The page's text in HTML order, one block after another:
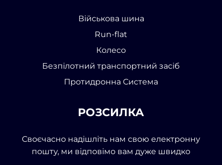
Військова шина
Run-flat
Колесо
Безпілотний транспортний засіб
Протидронна Система
РОЗСИЛКА
Своєчасно надішліть нам свою електронну
пошту, ми відповімо вам дуже швидко